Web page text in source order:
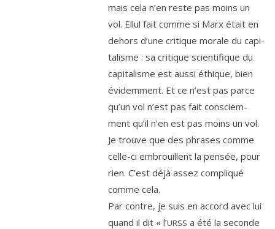
mais cela n’en reste pas moins un
vol. Ellul fait comme si Marx était en
dehors d’une cri­tique morale du capi­
ta­lisme : sa cri­tique scien­ti­fique du
capi­ta­lisme est aus­si éthique, bien
évi­dem­ment. Et ce n’est pas parce
qu’un vol n’est pas fait consciem­
ment qu’il n’en est pas moins un vol.
Je trouve que des phrases comme
celle-ci embrouillent la pen­sée, pour
rien. C’est déjà assez com­pli­qué
comme cela.
Par contre, je suis en accord avec lui
quand il dit « l’URSS a été la seconde